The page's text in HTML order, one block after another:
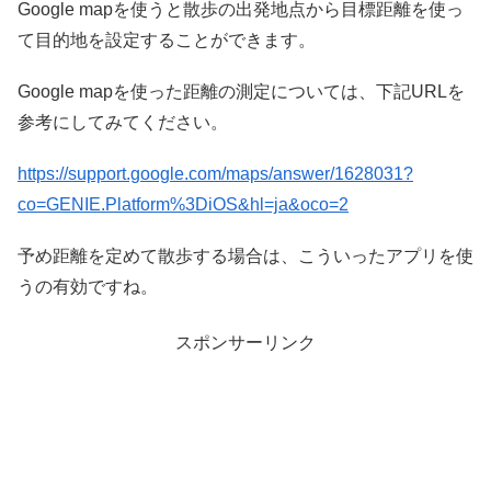
Google mapを使うと散歩の出発地点から目標距離を使っ
て目的地を設定することができます。
Google mapを使った距離の測定については、下記URLを
参考にしてみてください。
https://support.google.com/maps/answer/1628031?
co=GENIE.Platform%3DiOS&hl=ja&oco=2
予め距離を定めて散歩する場合は、こういったアプリを使
うの有効ですね。
スポンサーリンク